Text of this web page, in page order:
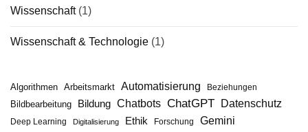
Wissenschaft(1)
Wissenschaft & Technologie (1)
Algorithmen Arbeitsmarkt Automatisierung Beziehungen
Bildbearbeitung Bildung Chatbots ChatGPT Datenschutz
Deep Learning Digitalisierung Ethik Forschung Gemini